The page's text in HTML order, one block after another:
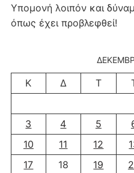
Υπομονή λοιπόν και
όπως έχει προβλεφθεί!
Κ Δ Τ
3
4 5
10
11 12
17
18 19